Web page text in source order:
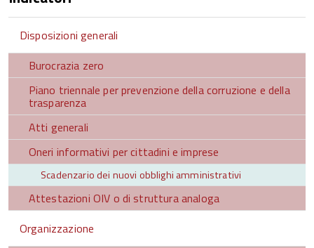
Disposizioni generali
Burocrazia zero
Piano triennale per prevenzione della corruzione e della
trasparenza
Atti generali
Oneri informativi per cittadini e imprese
Scadenzario dei nuovi obblighi amministrativi
Attestazioni OIV o di struttura analoga
Organizzazione